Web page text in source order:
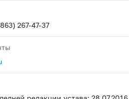
267-47-37